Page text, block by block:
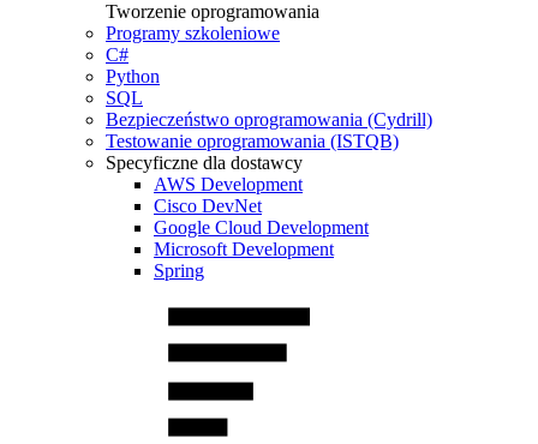
Tworzenie oprogramowania
Programy szkoleniowe
C#
Python
SQL
Bezpieczeństwo oprogramowania (Cydrill)
Testowanie oprogramowania (ISTQB)
Specyficzne dla dostawcy
AWS Development
Cisco DevNet
Google Cloud Development
Microsoft Development
Spring